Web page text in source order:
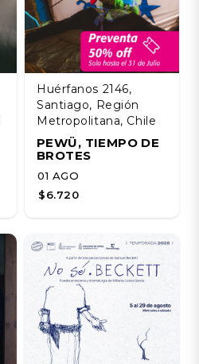
Huérfanos 2146,
Santiago, Región
Metropolitana, Chile
PEWÜ, TIEMPO DE
BROTES
01 AGO
$6.720